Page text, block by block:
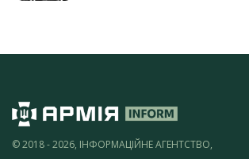
© 2018 - 2026, ІНФОРМАЦІЙНЕ АГЕНТСТВО,